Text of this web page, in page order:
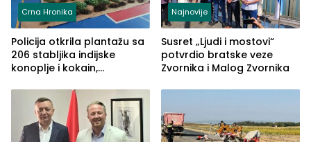
Crna Hronika
Policija otkrila plantažu sa
206 stabljika indijske
konoplje i kokain,
(FOTO)
Najnovije
Susret „Ljudi i mostovi“
potvrdio bratske veze
Zvornika i Malog Zvornika